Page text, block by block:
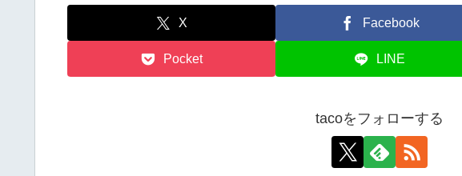
X Facebook
Pocket LINE
tacoをフォローする